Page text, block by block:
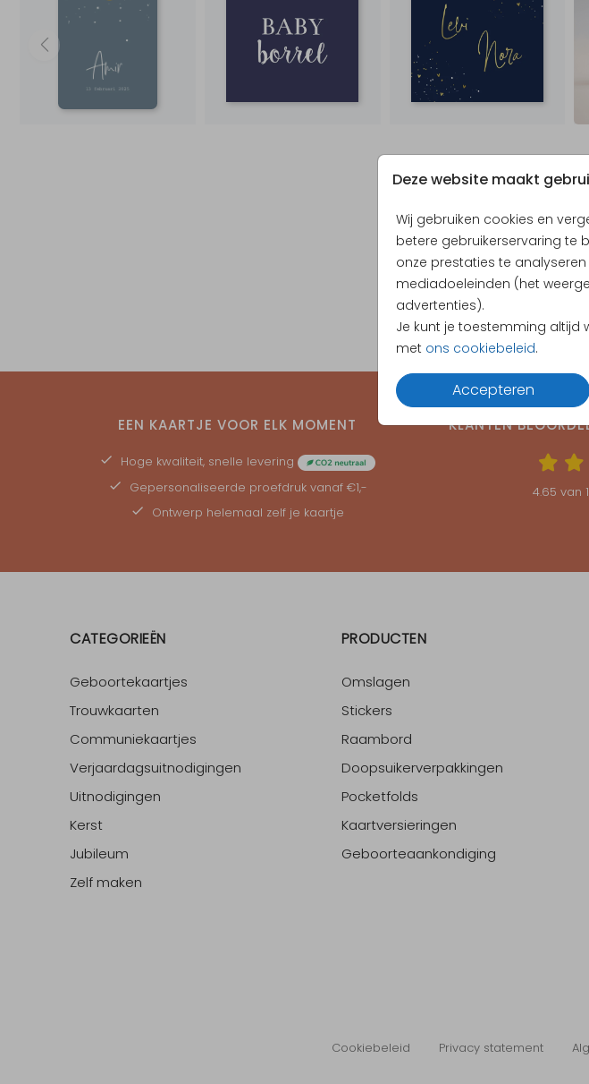
Deze website maakt
Wij gebruiken cookies en
betere gebruikerservaring te
onze prestaties te
mediadoeleinden (het
advertenties).
Je kunt je toestemming altijd
met ons cookiebeleid.
Accepteren
EEN KAARTJE VOOR ELK MOMENT
Hoge kwaliteit, snelle levering
Gepersonaliseerde proefdrukvanaf €1,-
Ontwerp helemaal zelf je kaartje
KLANTEN
4.65 van
CATEGORIEËN
Geboortekaartjes
Trouwkaarten
Communiekaartjes
Verjaardagsuitnodigingen
Uitnodigingen
Kerst
Jubileum
Zelf maken
PRODUCTEN
Omslagen
Stickers
Raambord
Doopsuikerverpakkingen
Pocketfolds
Kaartversieringen
Geboorteaankondiging
Cookiebeleid Privacy statement